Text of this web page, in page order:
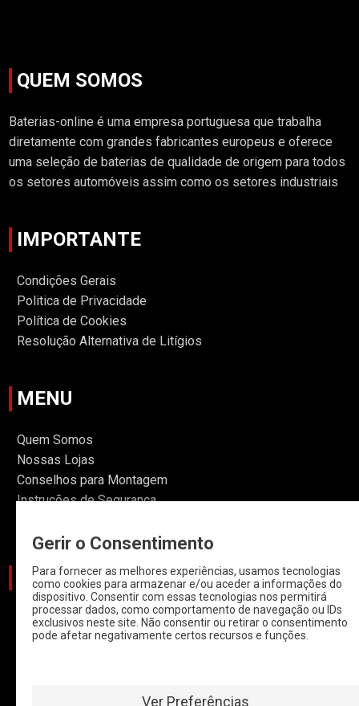
QUEM SOMOS
Baterias-online é uma empresa portuguesa que trabalha
diretamente com grandes fabricantes europeus e oferece
uma seleção de baterias de qualidade de origem para todos
os setores automóveis assim como os setores industriais
IMPORTANTE
Condições Gerais
Politica de Privacidade
Política de Cookies
Resolução Alternativa de Litígios
MENU
Quem Somos
Nossas Lojas
Conselhos para Montagem
Instruções de Segurança
CATEGORIAS
CARROS
CARROS COM
Gerir o Consentimento
Para fornecer as melhores experiências, usamos tecnologias
como cookies para armazenar e/ou aceder a informações do
dispositivo. Consentir com essas tecnologias nos permitirá
processar dados, como comportamento de navegação ou IDs
exclusivos neste site. Não consentir ou retirar o consentimento
pode afetar negativamente certos recursos e funções.
Ver Preferências